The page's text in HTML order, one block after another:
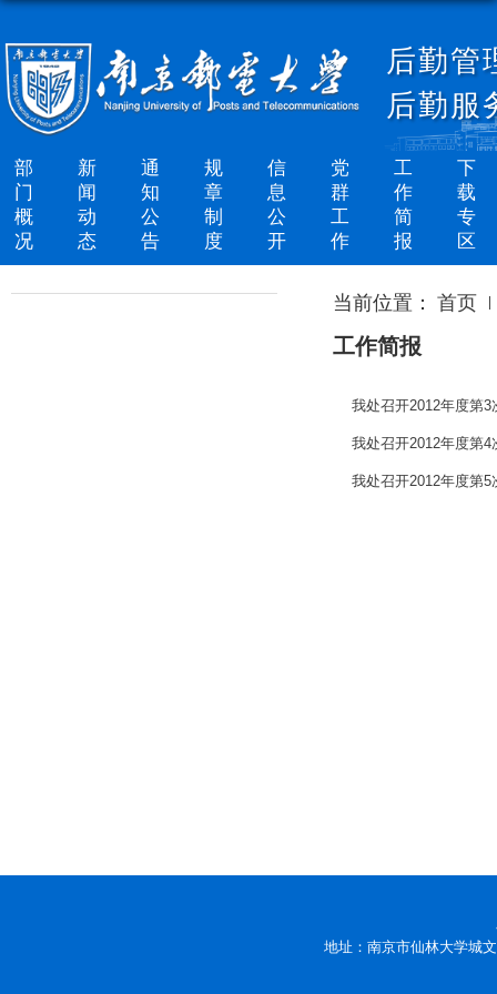
后勤管
后勤服
部
门
概
况
新
闻
动
态
通
知
公
告
规
章
制
度
信
息
公
开
党
群
工
作
工
作
简
报
下
载
专
区
当前位置： 首页
工作简报
我处召开2012年度第3
我处召开2012年度第4
我处召开2012年度第5
地址：南京市仙林大学城